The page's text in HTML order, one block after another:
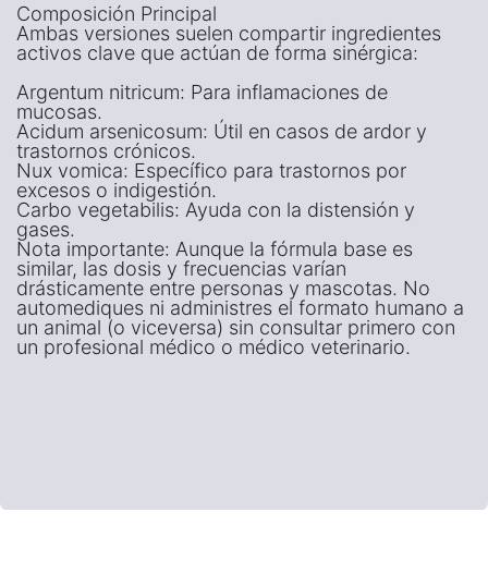
Composición Principal
Ambas versiones suelen compartir ingredientes
activos clave que actúan de forma sinérgica:
Argentum nitricum: Para inflamaciones de
mucosas.
Acidum arsenicosum: Útil en casos de ardor y
trastornos crónicos.
Nux vomica: Específico para trastornos por
excesos o indigestión.
Carbo vegetabilis: Ayuda con la distensión y
gases.
Nota importante: Aunque la fórmula base es
similar, las dosis y frecuencias varían
drásticamente entre personas y mascotas. No
automediques ni administres el formato humano a
un animal (o viceversa) sin consultar primero con
un profesional médico o médico veterinario.